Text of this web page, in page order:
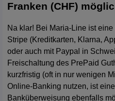
Franken (CHF)
Na klar! Bei Maria-Line ist
Stripe (Kreditkarten, Klarna,
oder auch mit Paypal in
Freischaltung des PrePaid
kurzfristig (oft in nur wenigen
Online-Banking nutzen, ist
Banküberweisung ebenfalls